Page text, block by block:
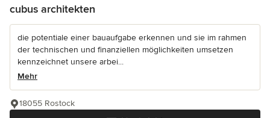
cubus architekten
die potentiale einer bauaufgabe erkennen und sie im rahmen
der technischen und finanziellen möglichkeiten umsetzen
kennzeichnet unsere arbei...
Mehr
18055 Rostock